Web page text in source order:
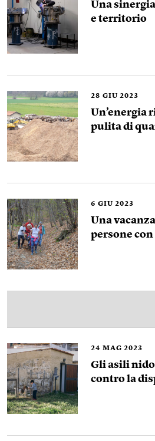
Una
e territorio
28 GIU 2023
Un’energia
pulita di
6 GIU 2023
Una
persone
24 MAG 2023
Gli asili
contro la